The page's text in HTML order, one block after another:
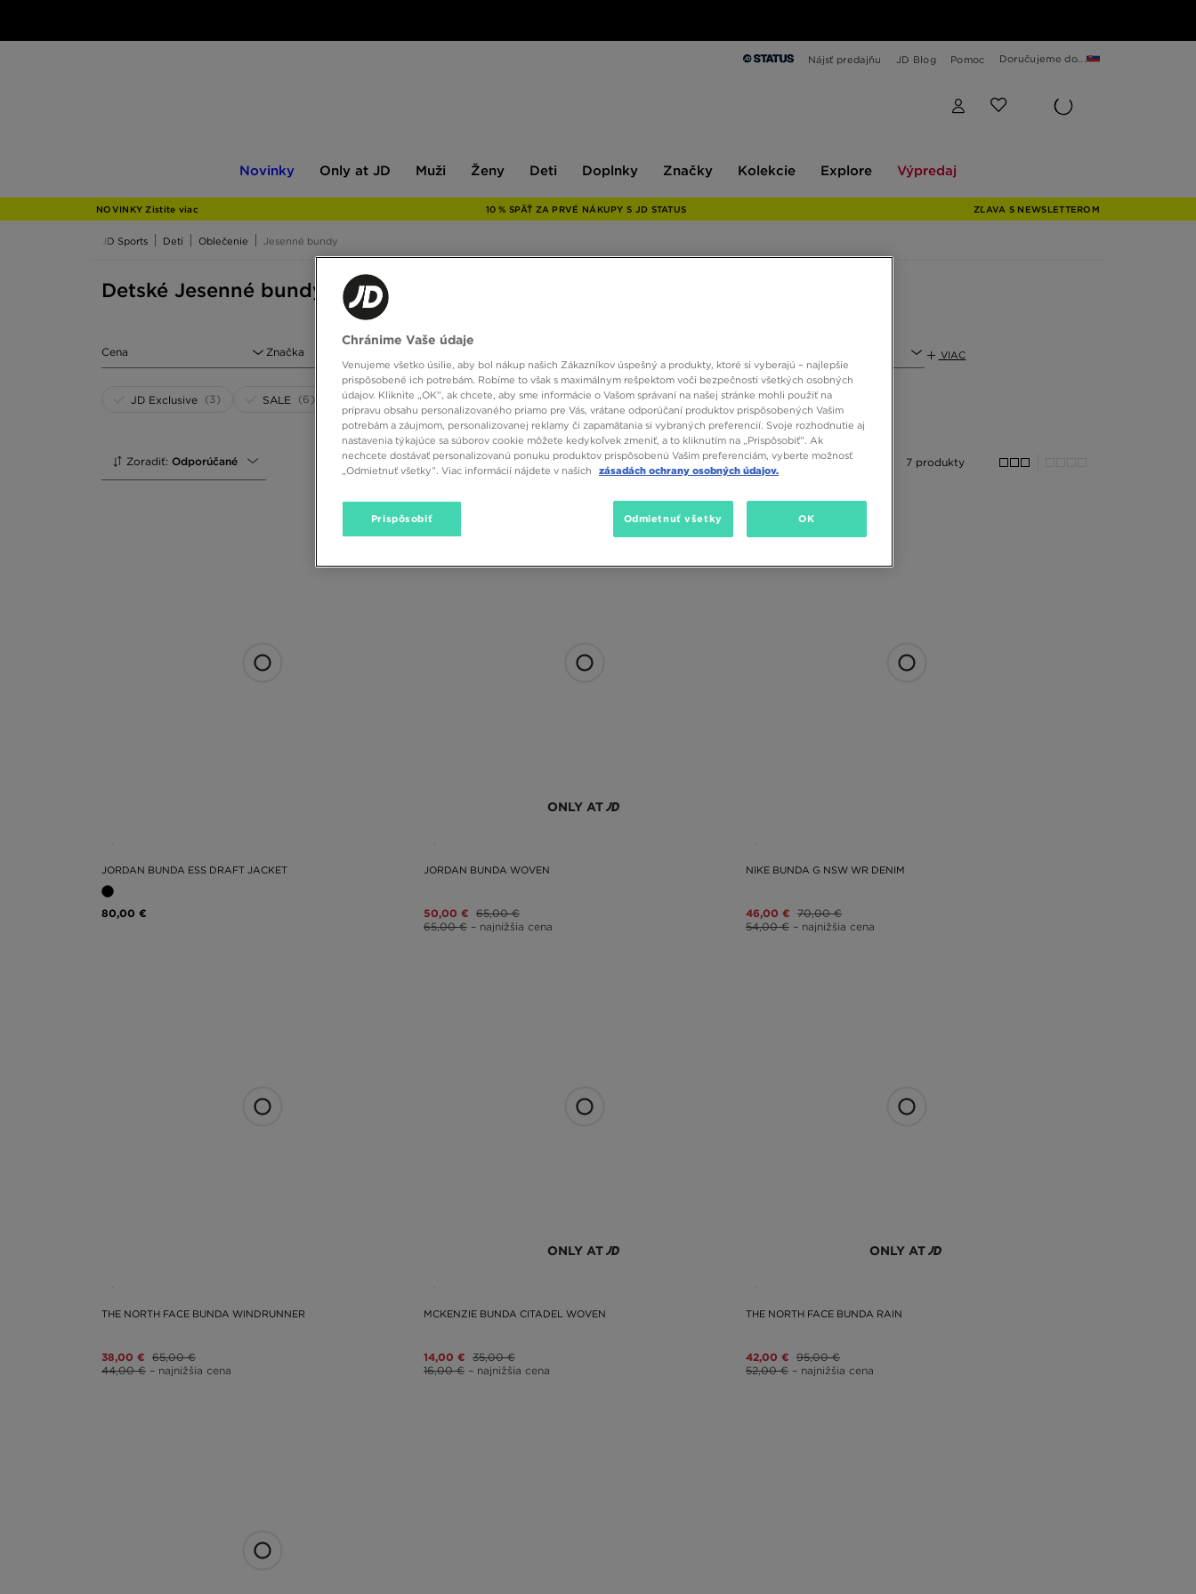
Nájsť predajňu JD Blog Pomoc Doručujeme do...
Novinky
JD
Only at JD Muži Ženy Deti Doplnky Značky Kolekcie Explore Výpredaj
NOVINKY Zistite viac 10 % SPÄŤ ZA PRVÉ NÁKUPY S JD STATUS ZĽAVA S NEWSLETTEROM
JD Sports Deti Oblečenie Jesenné bundy
Detské Jesenné bundy
Cena Značka VIAC
JD Exclusive (3) SALE (6)
Zoradiť: Odporúčané 7 produkty
JORDAN BUNDA ESS DRAFT JACKET
80,00 €
ONLY AT
JORDAN BUNDA WOVEN
50,00 € 65,00 €
65,00 € – najnižšia cena
NIKE BUNDA G NSW WR DENIM
46,00 € 70,00 €
54,00 € – najnižšia cena
THE NORTH FACE BUNDA WINDRUNNER
38,00 € 65,00 €
44,00 € – najnižšia cena
ONLY AT
MCKENZIE BUNDA CITADEL WOVEN
14,00 € 35,00 €
16,00 € – najnižšia cena
ONLY AT
THE NORTH FACE BUNDA RAIN
42,00 € 95,00 €
52,00 € – najnižšia cena
Chránime Vaše údaje
Venujeme všetko úsilie, aby bol nákup našich Zákazníkov úspešný a produkty, ktoré si vyberajú – najlepšie
prispôsobené ich potrebám. Robíme to však s maximálnym rešpektom voči bezpečnosti všetkých osobných
údajov. Kliknite „OK”, ak chcete, aby sme informácie o Vašom správaní na našej stránke mohli použiť na
prípravu obsahu personalizovaného priamo pre Vás, vrátane odporúčaní produktov prispôsobených Vašim
potrebám a záujmom, personalizovanej reklamy či zapamätania si vybraných preferencií. Svoje rozhodnutie aj
nastavenia týkajúce sa súborov cookie môžete kedykoľvek zmeniť, a to kliknutím na „Prispôsobiť”. Ak
nechcete dostávať personalizovanú ponuku produktov prispôsobenú Vašim preferenciám, vyberte možnosť
„Odmietnuť všetky”. Viac informácií nájdete v našich
zásadách ochrany osobných údajov.
Prispôsobiť Odmietnuť všetky OK